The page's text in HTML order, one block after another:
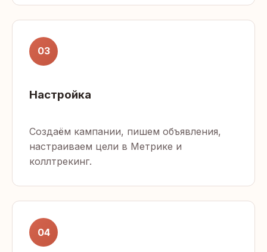
03
Настройка
Создаём кампании, пишем объявления,
настраиваем цели в Метрике и
коллтрекинг.
04